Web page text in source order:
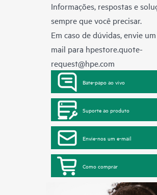
Informações, respostas e
sempre que você precisar.
Em caso de dúvidas, envie
mail para hpestore.quote-
request@hpe.com
Bate-papo ao vivo
Suporte ao produto
Envie-nos um e-mail
Como comprar